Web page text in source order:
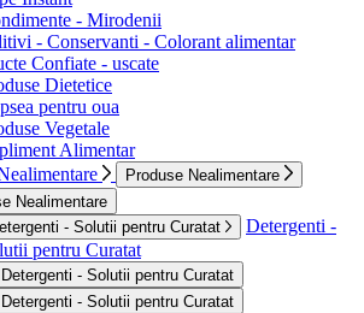
- Mirodenii
- Conservanti - Colorant alimentar
Confiate - uscate
Dietetice
pentru oua
Vegetale
Alimentar
Produse Nealimentare
Nealimentare
- Solutii pentru Curatat
Detergenti -
pentru Curatat
Detergenti - Solutii pentru Curatat
Detergenti - Solutii pentru Curatat